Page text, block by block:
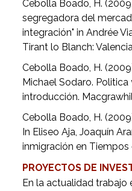
Cebolla Boado, H.
segregadora del
integración" in Andrée
Tirant lo Blanch:
Cebolla Boado, H.
Michael Sodaro.
introducción.
Cebolla Boado, H.
In Eliseo Aja, Joaquín
inmigración en Tiempos
PROYECTOS DE
En la actualidad